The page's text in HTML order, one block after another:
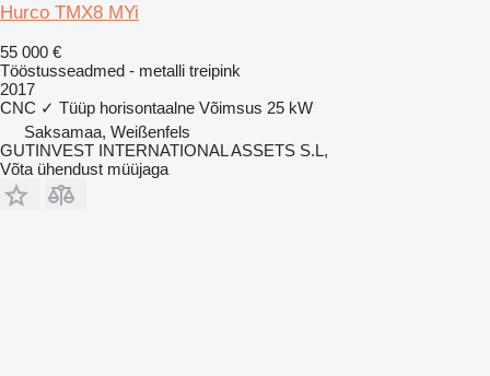
Hurco TMX8 MYi
55 000 €
Tööstusseadmed - metalli treipink
2017
CNC ✓ Tüüp horisontaalne Võimsus 25 kW
Saksamaa, Weißenfels
GUTINVEST INTERNATIONAL ASSETS S.L,
Võta ühendust müüjaga